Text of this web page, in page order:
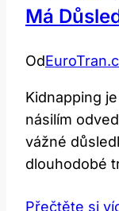
Má
Od
Kidnapping
násilím
vážné
dlouhodobé
Přečtěte si